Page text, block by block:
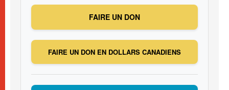
FAIRE UN DON
FAIRE UN DON EN DOLLARS CANADIENS